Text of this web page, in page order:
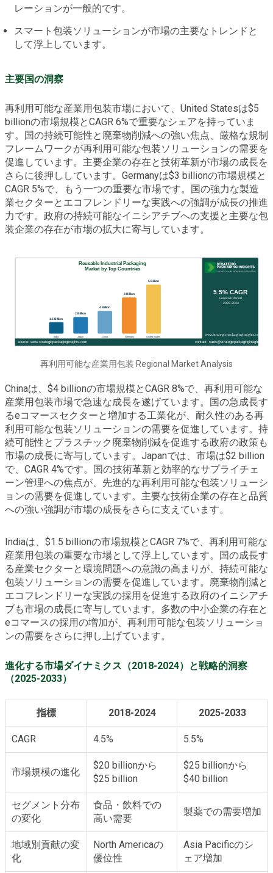
レーションが一般的です。
スマート包装ソリューションが市場の主要なトレンドと
して浮上しています。
主要国の洞察
再利用可能な産業用包装市場において、United Statesは$5
billionの市場規模とCAGR 6%で重要なシェアを持っていま
す。国の持続可能性と廃棄物削減への強い焦点、厳格な規制
フレームワークが再利用可能な包装ソリューションの需要を
促進しています。主要企業の存在と技術革新が市場の成長を
さらに後押ししています。Germanyは$3 billionの市場規模と
CAGR 5%で、もう一つの重要な市場です。国の強力な製造
業セクターとエコフレンドリーな実践への強調が成長の推進
力です。政府の持続可能なイニシアチブへの支援と主要な包
装企業の存在が市場の拡大に寄与しています。
再利用可能な産業用包装 Regional Market Analysis
Chinaは、$4 billionの市場規模とCAGR 8%で、再利用可能な
産業用包装市場で急速な成長を遂げています。国の急成長す
るeコマースセクターと増加する工業化が、耐久性のある再
利用可能な包装ソリューションの需要を促進しています。持
続可能性とプラスチック廃棄物削減を促進する政府の政策も
市場の成長に寄与しています。Japanでは、市場は$2 billion
で、CAGR 4%です。国の技術革新と効率的なサプライチェ
ーン管理への焦点が、先進的な再利用可能な包装ソリューシ
ョンの需要を促進しています。主要な技術企業の存在と品質
への強い強調が市場の成長をさらに支えています。
Indiaは、$1.5 billionの市場規模とCAGR 7%で、再利用可能な
産業用包装の重要な市場として浮上しています。国の成長す
る産業セクターと環境問題への意識の高まりが、持続可能な
包装ソリューションの需要を促進しています。廃棄物削減と
エコフレンドリーな実践の採用を促進する政府のイニシアチ
ブも市場の成長に寄与しています。多数の中小企業の存在と
eコマースの採用の増加が、再利用可能な包装ソリューショ
ンの需要をさらに押し上げています。
進化する市場ダイナミクス（2018-2024）と戦略的洞察
（2025-2033）
指標 2018-2024 2025-2033
CAGR 4.5% 5.5%
市場規模の進化
$20 billionから
$25 billion
$25 billionから
$40 billion
セグメント分布
の変化
食品・飲料での
高い需要
製薬での需要増加
地域別貢献の変
化
North Americaの
優位性
Asia Pacificのシ
ェア増加